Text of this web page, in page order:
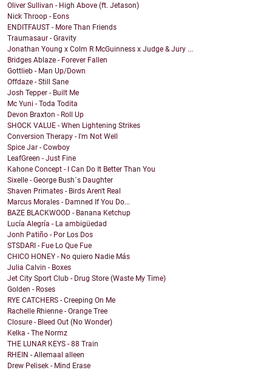
Oliver Sullivan - High Above (ft. Jetason)
Nick Throop - Eons
ENDITFAUST - More Than Friends
Traumasaur - Gravity
Jonathan Young x Colm R McGuinness x Judge & Jury ...
Bridges Ablaze - Forever Fallen
Gottlieb - Man Up/Down
Offdaze - Still Sane
Josh Tepper - Built Me
Mc Yuni - Toda Todita
Devon Braxton - Roll Up
SHOCK VALUE - When Lightening Strikes
Conversion Therapy - I'm Not Well
Spice Jar - Cowboy
LeafGreen - Just Fine
Kahone Concept - I Can Do It Better Than You
Sixelle - George Bush´s Daughter
Shaven Primates - Birds Aren't Real
Marcus Morales - Damned If You Do...
BAZE BLACKWOOD - Banana Ketchup
Lucía Alegría - La ambigüedad
Jonh Patiño - Por Los Dos
STSDARI - Fue Lo Que Fue
CHICO HONEY - No quiero Nadie Más
Julia Calvin - Boxes
Jet City Sport Club - Drug Store (Waste My Time)
Golden - Roses
RYE CATCHERS - Creeping On Me
Rachelle Rhienne - Orange Tree
Closure - Bleed Out (No Wonder)
Kelka - The Normz
THE LUNAR KEYS - 88 Train
RHEIN - Allemaal alleen
Drew Pelisek - Mind Erase